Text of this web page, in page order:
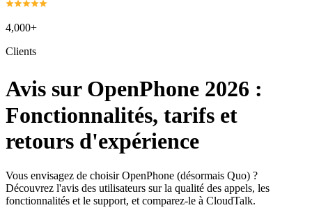
4,000+
Clients
Avis sur OpenPhone 2026 :
Fonctionnalités, tarifs et
retours d'expérience
Vous envisagez de choisir OpenPhone (désormais Quo) ?
Découvrez l'avis des utilisateurs sur la qualité des appels, les
fonctionnalités et le support, et comparez-le à CloudTalk.